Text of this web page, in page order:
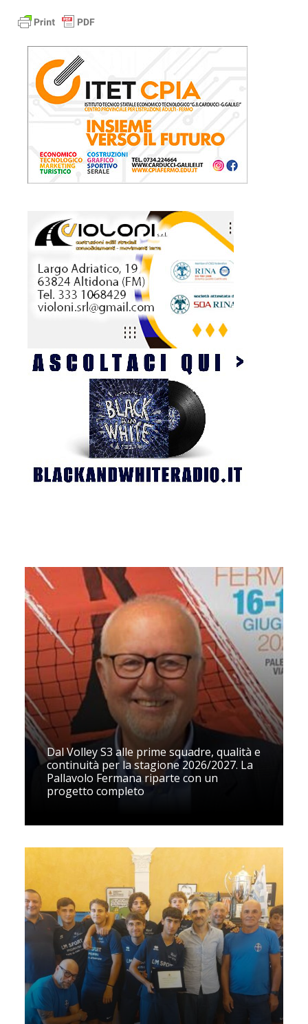
Dal Volley S3 alle prime squadre, qualità e
continuità per la stagione 2026/2027. La
Pallavolo Fermana riparte con un
progetto completo